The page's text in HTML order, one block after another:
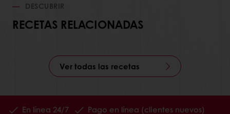
DESCUBRIR
RECETAS RELACIONADAS
Ver todas las recetas
En línea 24/7
Pago en línea (clientes nuevos)